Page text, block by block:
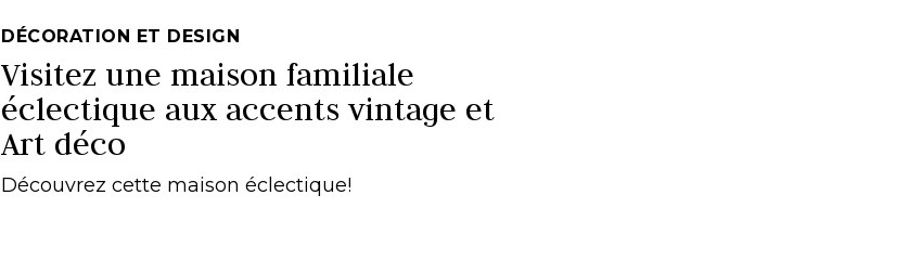
DÉCORATION ET DESIGN
Visitez une maison familiale
éclectique aux accents vintage et
Art déco
Découvrez cette maison éclectique!